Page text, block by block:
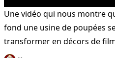
Une vidéo qui nous montre
fond une usine de poupées
transformer en décors de